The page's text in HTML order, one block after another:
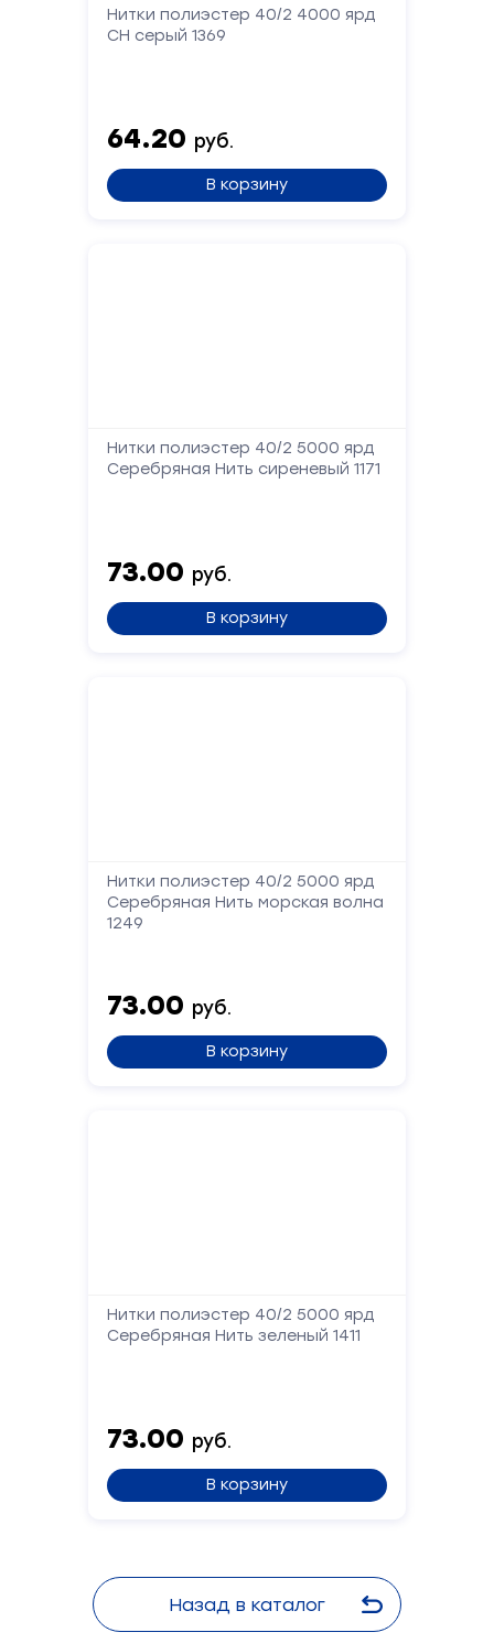
Нитки полиэстер 40/2 4000 ярд
СН серый 1369
64.20 руб.
В корзину
Нитки полиэстер 40/2 5000 ярд
Серебряная Нить сиреневый 1171
73.00 руб.
В корзину
Нитки полиэстер 40/2 5000 ярд
Серебряная Нить морская волна
1249
73.00 руб.
В корзину
Нитки полиэстер 40/2 5000 ярд
Серебряная Нить зеленый 1411
73.00 руб.
В корзину
Назад в каталог
Заполните
форму,